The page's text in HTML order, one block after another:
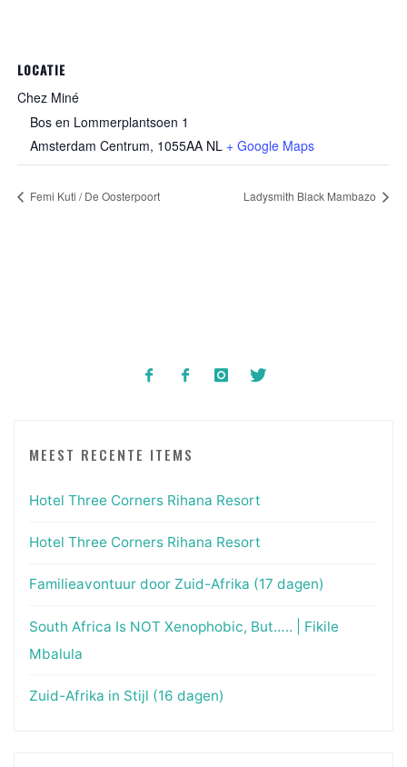
LOCATIE
Chez Miné
Bos en Lommerplantsoen 1
Amsterdam Centrum, 1055AA NL + Google Maps
Femi Kuti / De Oosterpoort Ladysmith Black Mambazo
MEEST RECENTE ITEMS
Hotel Three Corners Rihana Resort
Hotel Three Corners Rihana Resort
Familieavontuur door Zuid-Afrika (17 dagen)
South Africa Is NOT Xenophobic, But….. | Fikile
Mbalula
Zuid-Afrika in Stijl (16 dagen)